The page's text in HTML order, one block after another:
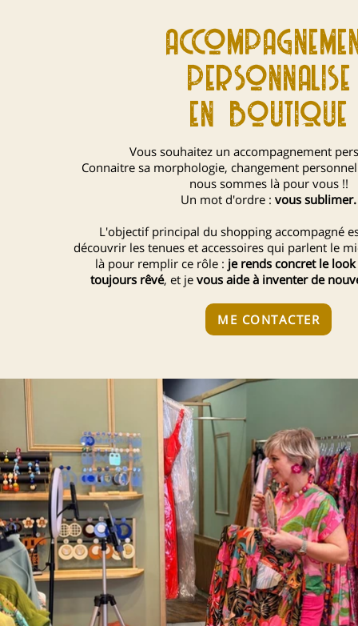
personnalise
en boutique
Vous souhaitez un accompagnement
Connaitre sa morphologie, changement
nous sommes là pour vous !!
Un mot d'ordre : vous sublimer.
L'objectif principal du shopping accompagné
découvrir les tenues et accessoires qui parlent le
là pour remplir ce rôle : je rends concret le
toujours rêvé, et je vous aide à inventer de
ME CONTACTER